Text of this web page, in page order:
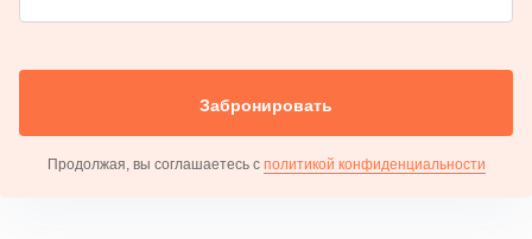
Забронировать
Продолжая, вы соглашаетесь с политикой конфиденциальности